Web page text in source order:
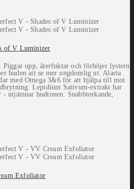
of V Luminizer
Piggar upp, återfuktar och förhöjer lystern
huden att se mer ungdomlig ut. Alaria
med Omega 3&6 för att hjälpa till mot
Lepidium Sativum-extrakt har
- utjämnar hudtonen. Snabbtorkande,
Exfoliator